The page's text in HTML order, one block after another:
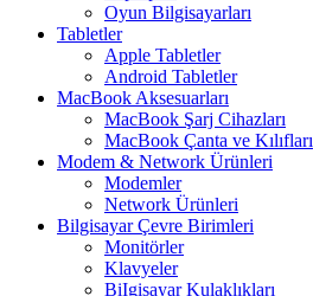
Oyun Bilgisayarları
Tabletler
Apple Tabletler
Android Tabletler
MacBook Aksesuarları
MacBook Şarj Cihazları
MacBook Çanta ve Kılıfları
Modem & Network Ürünleri
Modemler
Network Ürünleri
Bilgisayar Çevre Birimleri
Monitörler
Klavyeler
BiIgisayar Kulaklıkları